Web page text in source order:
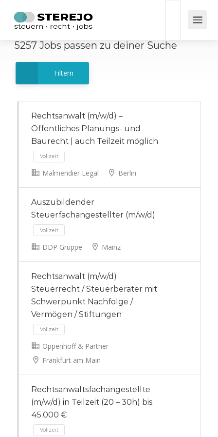
5257 Jobs passen zu deiner Suche
Filtern
Rechtsanwalt (m/w/d) –
Öffentliches Planungs- und
Baurecht | auch Teilzeit möglich
Malmendier Legal Berlin
Auszubildender
Steuerfachangestellter (m/w/d)
Vollzeit
DDP Gruppe Mainz
Rechtsanwalt (m/w/d)
Steuerrecht / Steuerberater mit
Schwerpunkt Nachfolge /
Vermögen / Stiftungen
Vollzeit
Oppenhoff & Partner
Frankfurt am Main
Rechtsanwaltsfachangestellte
(m/w/d) in Teilzeit (20 – 30h) bis
45.000 €